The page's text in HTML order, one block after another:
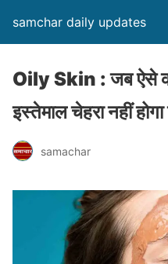
samchar daily updates
Oily Skin : जब ऐसे
इस्तेमाल चेहरा नहीं होगा
samachar